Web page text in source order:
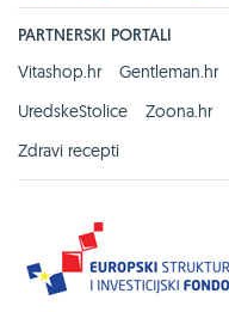
PARTNERSKI PORTALI
Vitashop.hr
Gentleman.hr
UredskeStolice
Zoona.hr
Zdravi recepti